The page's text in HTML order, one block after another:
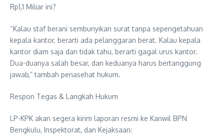
Rp1,1 Miliar ini?
“Kalau staf berani sembunyikan surat tanpa sepengetahuan
kepala kantor, berarti ada pelanggaran berat. Kalau kepala
kantor diam saja dan tidak tahu, berarti gagal urus kantor.
Dua-duanya salah besar, dan keduanya harus bertanggung
jawab,” tambah penasehat hukum.
Respon Tegas & Langkah Hukum
LP-KPK akan segera kirim laporan resmi ke Kanwil BPN
Bengkulu, Inspektorat, dan Kejaksaan: